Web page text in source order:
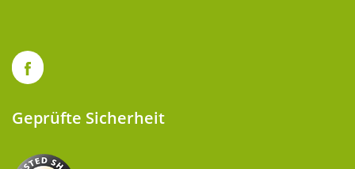
Geprüfte Sicherheit